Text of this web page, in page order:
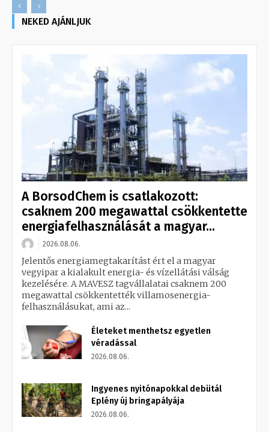
NEKED AJÁNLJUK
A BorsodChem is csatlakozott:
csaknem 200 megawattal csökkentette
energiafelhasználását a magyar...
2026.08.06.
Jelentős energiamegtakarítást ért el a magyar
vegyipar a kialakult energia- és vízellátási válság
kezelésére. A MAVESZ tagvállalatai csaknem 200
megawattal csökkentették villamosenergia-
felhasználásukat, ami az...
Életeket menthetsz egyetlen
véradással
2026.08.06.
Ingyenes nyitónapokkal debütál
Eplény új bringapályája
2026.08.06.